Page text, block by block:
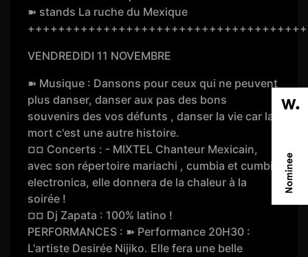
➽ stands La ruche du Mexique
VENDREDIDI 11 NOVEMBRE
➽ Musique : Dansons pour ceux qui ne peuvent
plus danser, danser aux pas des bons
souvenirs des vos défunts , danser la vie car la
mort c'est une autre histoire.
¤¤ Concerts : - MIXTEL Chanteur Mexicain,
avec son répertoire mariachi , cumbia et cumbia
electronica, elle donnera de la chaleur à la
soirée !
¤¤ Dj Zapata : 100% latino !
PERFORMANCES : ➽ Performance 20H30 :
L'artiste Desirée Nijiko. Elle fera une belle